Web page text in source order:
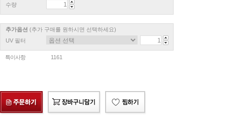
수량
추가옵션 (추가 구매를 원하시면 선택하세요)
UV 필터
특이사항 1161